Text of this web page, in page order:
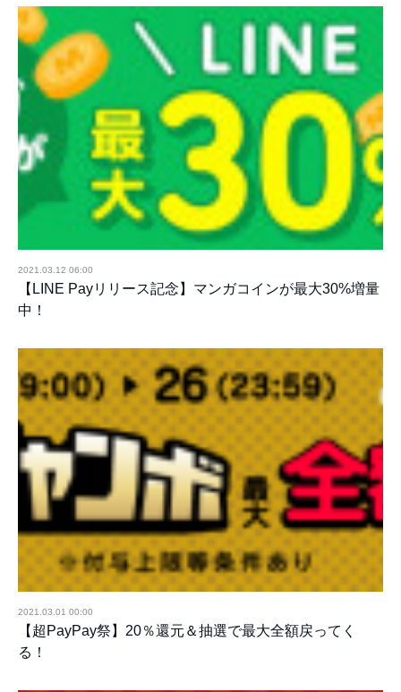
2021.03.12 06:00
【LINE Payリリース記念】マンガコインが最大30%増量
中！
2021.03.01 00:00
【超PayPay祭】20％還元＆抽選で最大全額戻ってく
る！